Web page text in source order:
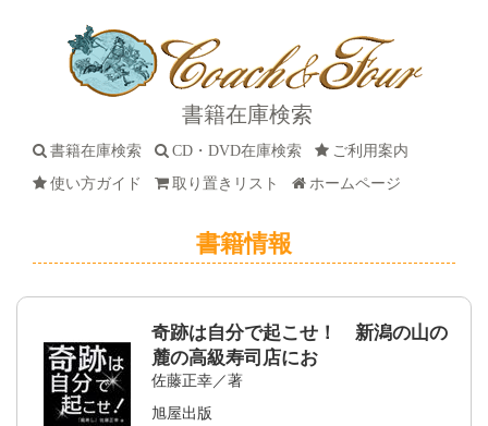
書籍在庫検索
書籍在庫検索 CD・DVD在庫検索
ご利用案内
使い方ガイド
取り置きリスト ホームページ
書籍情報
奇跡は自分で起こせ！ 新潟の山の
麓の高級寿司店にお
佐藤正幸／著
旭屋出版